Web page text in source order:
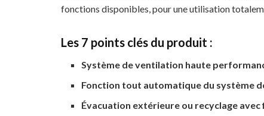
fonctions disponibles, pour une utilisation
Les 7 points clés du produit :
Système de ventilation haute
Fonction tout automatique du système
Évacuation extérieure ou recyclage